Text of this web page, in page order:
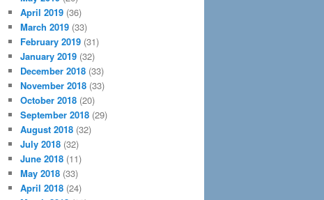
April 2019 (36)
March 2019 (33)
February 2019 (31)
January 2019 (32)
December 2018 (33)
November 2018 (33)
October 2018 (20)
September 2018 (29)
August 2018 (32)
July 2018 (32)
June 2018 (11)
May 2018 (33)
April 2018 (24)